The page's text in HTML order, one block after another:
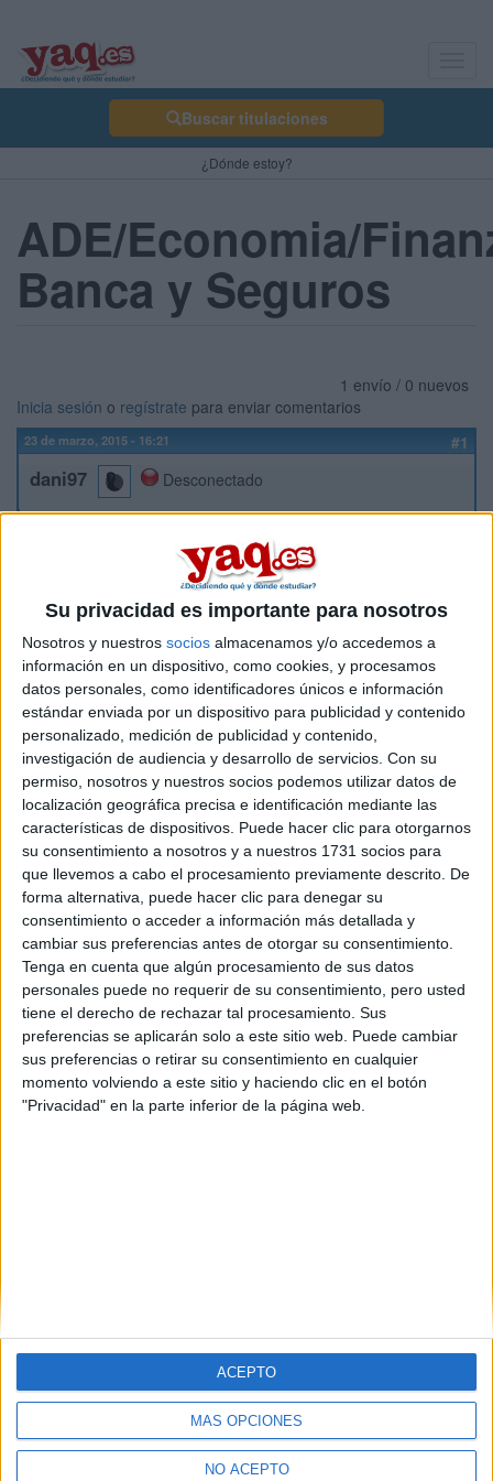
Su privacidad es importante para nosotros
Nosotros y nuestros socios almacenamos y/o accedemos a
información en un dispositivo, como cookies, y procesamos
datos personales, como identificadores únicos e información
estándar enviada por un dispositivo para publicidad y contenido
personalizado, medición de publicidad y contenido,
investigación de audiencia y desarrollo de servicios. Con su
permiso, nosotros y nuestros socios podemos utilizar datos de
localización geográfica precisa e identificación mediante las
características de dispositivos. Puede hacer clic para otorgarnos
su consentimiento a nosotros y a nuestros 1731 socios para
que llevemos a cabo el procesamiento previamente descrito. De
forma alternativa, puede hacer clic para denegar su
consentimiento o acceder a información más detallada y
cambiar sus preferencias antes de otorgar su consentimiento.
Tenga en cuenta que algún procesamiento de sus datos
personales puede no requerir de su consentimiento, pero usted
tiene el derecho de rechazar tal procesamiento. Sus
preferencias se aplicarán solo a este sitio web. Puede cambiar
sus preferencias o retirar su consentimiento en cualquier
momento volviendo a este sitio y haciendo clic en el botón
"Privacidad" en la parte inferior de la página web.
MÁS OPCIONES
NO ACEPTO
ACEPTO
Buscar titulaciones
¿Dónde estoy?
ADE/Economia/
Banca y Seguros
1 envío / 0 nuevos
Inicia sesión o regístrate para enviar comentarios
23 de marzo, 2015 - 16:21 #1
dani97
Desconectado
entre estas tres carreras. Quiero ir a la UCM, ya se que dicen
q es la peor ahora para sociales pero me pilla muy cerca y en
el fondo si sales bueno pues te cojen. Se que economia es
mas teorico y todo eso. Querria saber el nuevo grado de
finanzas que tal es. He mirado el plan de estudios y hay tanto
ade como economia pro se centra en finanzas. Me gustaria
saber si con ese grado y luego un master en ade podria
dirigir una empresa y eso nose. ¿Que opinais?. Tambien si
alguien conoce la facultad profes y tal... Graciass :)
Inicio
Etiquetas: La universidad - un mundo
Quiénes somos|Contactar|Anúnciate
Politica de privacidad|Condiciones generales